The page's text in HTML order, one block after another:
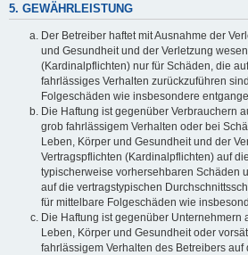
5. GEWÄHRLEISTUNG
Der Betreiber haftet mit Ausnahme der
und Gesundheit und der Verletzung
(Kardinalpflichten) nur für Schäden, die
fahrlässiges Verhalten zurückzuführen
Folgeschäden wie insbesondere
Die Haftung ist gegenüber Verbrauchern
grob fahrlässigem Verhalten oder bei
Leben, Körper und Gesundheit und der
Vertragspflichten (Kardinalpflichten) auf
typischerweise vorhersehbaren Schäden
auf die vertragstypischen
für mittelbare Folgeschäden wie
Die Haftung ist gegenüber Unternehmern
Leben, Körper und Gesundheit oder
fahrlässigem Verhalten des Betreibers auf